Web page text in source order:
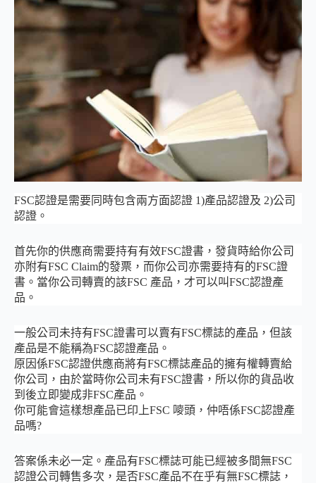
FSC認證是需要同時包含兩方面認證 1)產品認證及 2)公司
認證。
首先你的供應商需要持有有效FSC證書，發貨時給你公司
亦附有FSC Claim的發票，而你公司亦需要持有的FSC證
書。當你公司轉賣的該FSC 產品，才可以叫FSC認證產
品。
一般公司未持有FSC證書可以賣有FSC標誌的產品，但該
產品是不能稱為FSC認證產品。
原因係FSC認證供應商將有FSC標誌產品的擁有權轉賣給
你公司，由於當時你公司未有FSC證書，所以你的貨品收
到後立即變成非FSC產品。
你可能會這樣想產品已印上FSC 嘜頭，仲唔係FSC認證產
品嗎?
答案係未必一定。產品有FSC標誌可能已經被多間無FSC
認證公司轉售多次，是否FSC產品不在乎有無FSC標誌，